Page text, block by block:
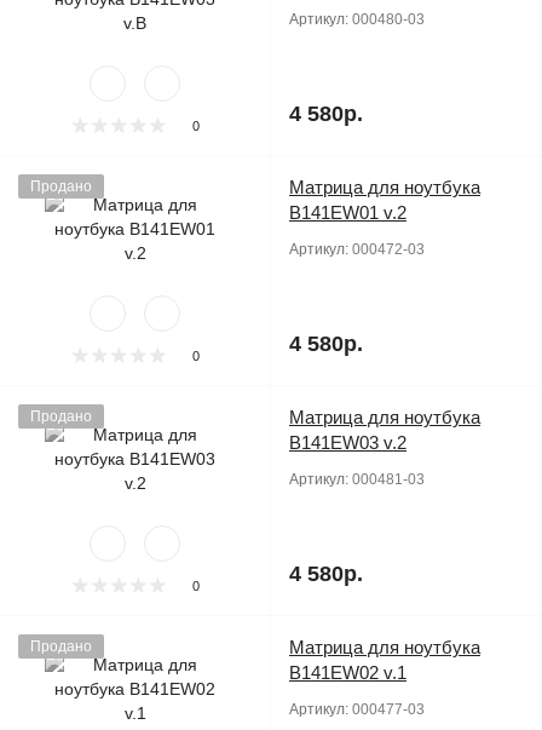
0
Артикул: 000480-03
4 580р.
Продано
0
Матрица для ноутбука
B141EW01 v.2
Артикул: 000472-03
4 580р.
Продано
0
Матрица для ноутбука
B141EW03 v.2
Артикул: 000481-03
4 580р.
Продано
Матрица для ноутбука
B141EW02 v.1
Артикул: 000477-03